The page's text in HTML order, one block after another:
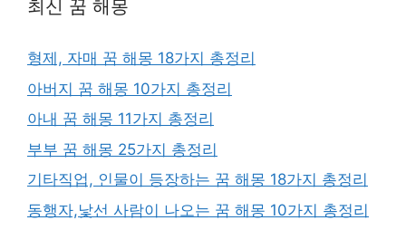
최신 꿈 해몽
형제, 자매 꿈 해몽 18가지 총정리
아버지 꿈 해몽 10가지 총정리
아내 꿈 해몽 11가지 총정리
부부 꿈 해몽 25가지 총정리
기타직업, 인물이 등장하는 꿈 해몽 18가지 총정리
동행자,낯선 사람이 나오는 꿈 해몽 10가지 총정리